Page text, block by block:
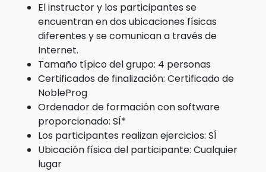
El instructor y los participantes se
encuentran en dos ubicaciones físicas
diferentes y se comunican a través de
Internet.
Tamaño típico del grupo: 4 personas
Certificados de finalización: Certificado de
NobleProg
Ordenador de formación con software
proporcionado: SÍ*
Los participantes realizan ejercicios: SÍ
Ubicación física del participante: Cualquier
lugar